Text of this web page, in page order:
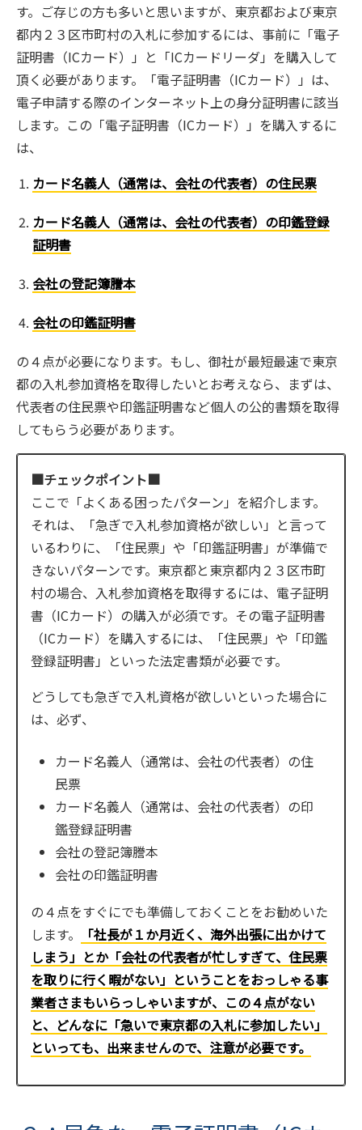
す。ご存じの方も多いと思いますが、東京都および東京
都内２３区市町村の入札に参加するには、事前に「電子
証明書（ICカード）」と「ICカードリーダ」を購入して
頂く必要があります。「電子証明書（ICカード）」は、
電子申請する際のインターネット上の身分証明書に該当
します。この「電子証明書（ICカード）」を購入するに
は、
カード名義人（通常は、会社の代表者）の住民票
カード名義人（通常は、会社の代表者）の印鑑登録
証明書
会社の登記簿謄本
会社の印鑑証明書
の４点が必要になります。もし、御社が最短最速で東京
都の入札参加資格を取得したいとお考えなら、まずは、
代表者の住民票や印鑑証明書など個人の公的書類を取得
してもらう必要があります。
■チェックポイント■
ここで「よくある困ったパターン」を紹介します。
それは、「急ぎで入札参加資格が欲しい」と言って
いるわりに、「住民票」や「印鑑証明書」が準備で
きないパターンです。東京都と東京都内２３区市町
村の場合、入札参加資格を取得するには、電子証明
書（ICカード）の購入が必須です。その電子証明書
（ICカード）を購入するには、「住民票」や「印鑑
登録証明書」といった法定書類が必要です。
どうしても急ぎで入札資格が欲しいといった場合に
は、必ず、
カード名義人（通常は、会社の代表者）の住
民票
カード名義人（通常は、会社の代表者）の印
鑑登録証明書
会社の登記簿謄本
会社の印鑑証明書
の４点をすぐにでも準備しておくことをお勧めいた
します。
「社長が１か月近く、海外出張に出かけて
しまう」とか「会社の代表者が忙しすぎて、住民票
を取りに行く暇がない」ということをおっしゃる事
業者さまもいらっしゃいますが、この４点がない
と、どんなに「急いで東京都の入札に参加したい」
といっても、出来ませんので、注意が必要です。